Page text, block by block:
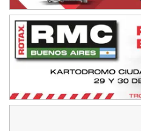
KDO - F6
Ciudad de Trenque Lauquen (Asfalto)
Trenque Lauquen (Buenos Aires)
ENTRERRIANO - F6 (POSTERGADA)
Parque de la Velocidad (Asfalto)